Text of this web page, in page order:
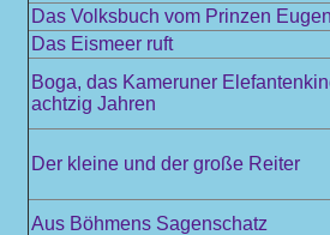
Das Volksbuch vom Prinzen Eugen
Das Eismeer ruft
Boga, das Kameruner
achtzig Jahren
Der kleine und der große Reiter
Aus Böhmens Sagenschatz